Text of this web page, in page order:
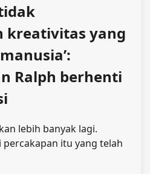
kreativitas yang
Ralph berhenti
lebih banyak lagi.
itu yang telah